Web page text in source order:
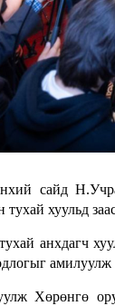
сайд
тухай хуульд
анхдагч
амилуулж
Хөрөнгө